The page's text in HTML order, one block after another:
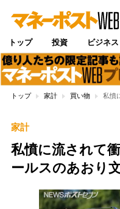
トップ 投資 ビジネス
トップ 家計 買い物 私憤
家計
私憤に流されて
ールスのあおり